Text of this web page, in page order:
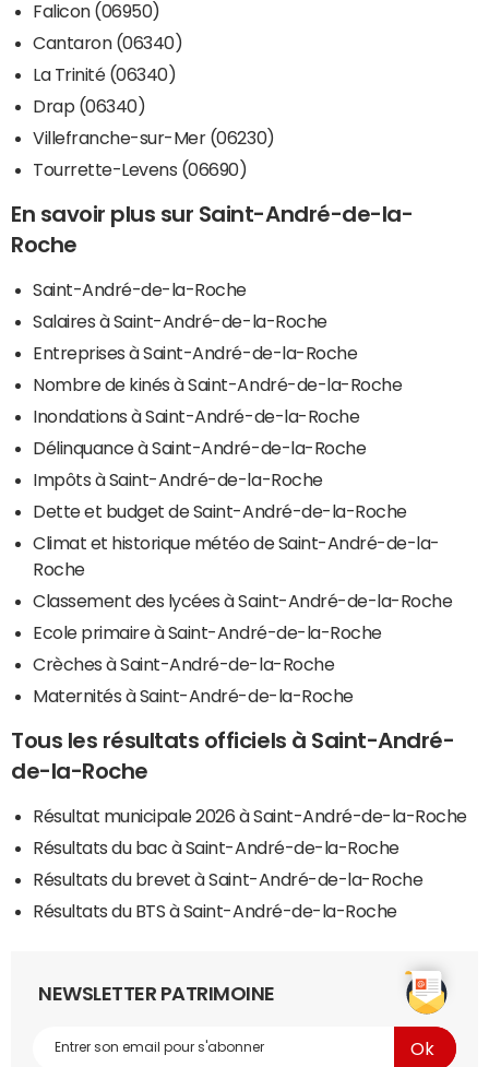
Falicon (06950)
Cantaron (06340)
La Trinité (06340)
Drap (06340)
Villefranche-sur-Mer (06230)
Tourrette-Levens (06690)
En savoir plus sur Saint-André-de-la-
Roche
Saint-André-de-la-Roche
Salaires à Saint-André-de-la-Roche
Entreprises à Saint-André-de-la-Roche
Nombre de kinés à Saint-André-de-la-Roche
Inondations à Saint-André-de-la-Roche
Délinquance à Saint-André-de-la-Roche
Impôts à Saint-André-de-la-Roche
Dette et budget de Saint-André-de-la-Roche
Climat et historique météo de Saint-André-de-la-
Roche
Classement des lycées à Saint-André-de-la-Roche
Ecole primaire à Saint-André-de-la-Roche
Crèches à Saint-André-de-la-Roche
Maternités à Saint-André-de-la-Roche
Tous les résultats officiels à Saint-André-
de-la-Roche
Résultat municipale 2026 à Saint-André-de-la-Roche
Résultats du bac à Saint-André-de-la-Roche
Résultats du brevet à Saint-André-de-la-Roche
Résultats du BTS à Saint-André-de-la-Roche
NEWSLETTER PATRIMOINE